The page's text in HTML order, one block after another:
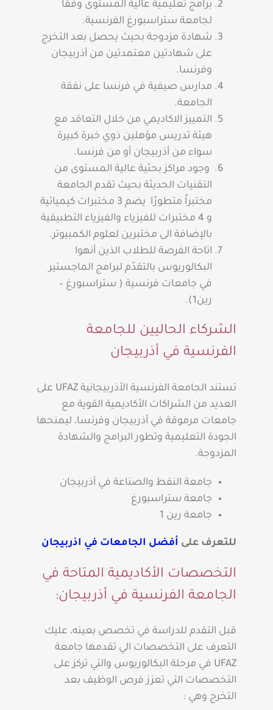
برامج تعليمية عالية المستوى وفقاً
لجامعة ستراسبورغ الفرنسية.
شهادة مزدوجة بحيث يحصل بعد التخرج
على شهادتين معتمدتين من أذربيجان
وفرنسا.
مدارس صيفية في فرنسا على نفقة
الجامعة.
التمييز الاكاديمي من خلال التعاقد مع
هيئة تدريس مؤهلين ذوي خبرة كبيرة
سواء من أذربيجان أو من فرنسا.
وجود مراكز بحثية عالية المستوى من
التقنيات الحديثة بحيث تقدم الجامعة
مختبراً متطورًا يضم 3 مختبرات كيميائية
و 4 مختبرات للفيزياء والفيزياء التطبيقية
بالإضافة الى مختبرين لعلوم الكمبيوتر.
اتاحة الفرصة للطلاب الذين أنهوا
البكالوريوس بالتقدّم لبرامج الماجستير
في جامعات فرنسية ( ستراسبورغ –
رين1).
الشركاء الحاليين للجامعة
الفرنسية في أذربيجان
تستند الجامعة الفرنسية الأذربيجانية UFAZ على
العديد من الشراكات الأكاديمية القوية مع
جامعات مرموقة في أذربيجان وفرنسا، ليمنحها
الجودة التعليمية وتطور البرامج والشهادة
المزدوجة.
جامعة النفط والصناعة في أذربيجان
جامعة ستراسبورغ
جامعة رين 1
للتعرف على أفضل الجامعات في اذربيجان
التخصصات الأكاديمية المتاحة في
الجامعة الفرنسية في أذربيجان:
قبل التقدم للدراسة في تخصص بعينه، عليك
التعرف على التخصصات الي تقدمها جامعة
UFAZ في مرحلة البكالوريوس والتي تركز على
التخصصات التي تعزز فرص الوظيف بعد
التخرج وهي :